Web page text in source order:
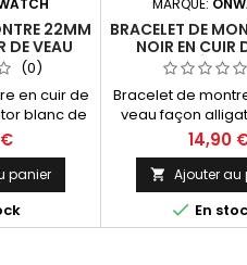
22MM
DE VEAU
(0)
en cuir de
blanc de
pour
montres.
panier
MARQUE:
BRACELET DE
NOIR EN CUIR
GAUFRÉ
Bracelet de
veau façon
28mm. Très bel
vos plus belles
14,90
 Ajouter au
 En